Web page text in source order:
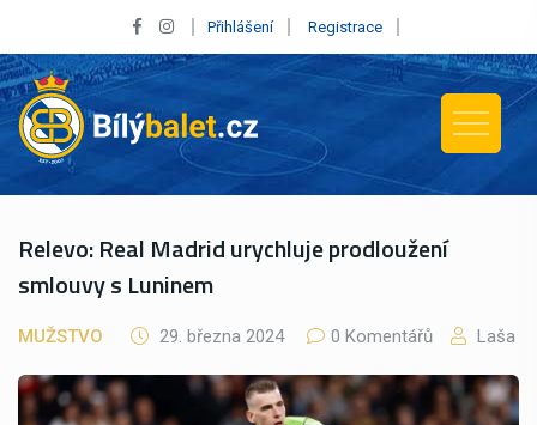
Přihlášení Registrace
Relevo: Real Madrid urychluje prodloužení
smlouvy s Luninem
MUŽSTVO 29. března 2024 0 Komentářů Laša